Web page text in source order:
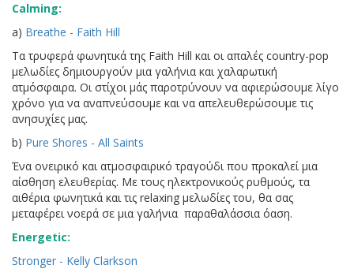
Calming:
a) Breathe - Faith Hill
Τα τρυφερά φωνητικά της Faith Hill και οι απαλές country-pop
μελωδίες δημιουργούν μια γαλήνια και χαλαρωτική
ατμόσφαιρα. Οι στίχοι μάς παροτρύνουν να αφιερώσουμε λίγο
χρόνο για να αναπνεύσουμε και να απελευθερώσουμε τις
ανησυχίες μας.
b) Pure Shores - All Saints
Ένα ονειρικό και ατμοσφαιρικό τραγούδι που προκαλεί μια
αίσθηση ελευθερίας. Με τους ηλεκτρονικούς ρυθμούς, τα
αιθέρια φωνητικά και τις relaxing μελωδίες του, θα σας
μεταφέρει νοερά σε μια γαλήνια παραθαλάσσια όαση.
Energetic:
Stronger - Kelly Clarkson